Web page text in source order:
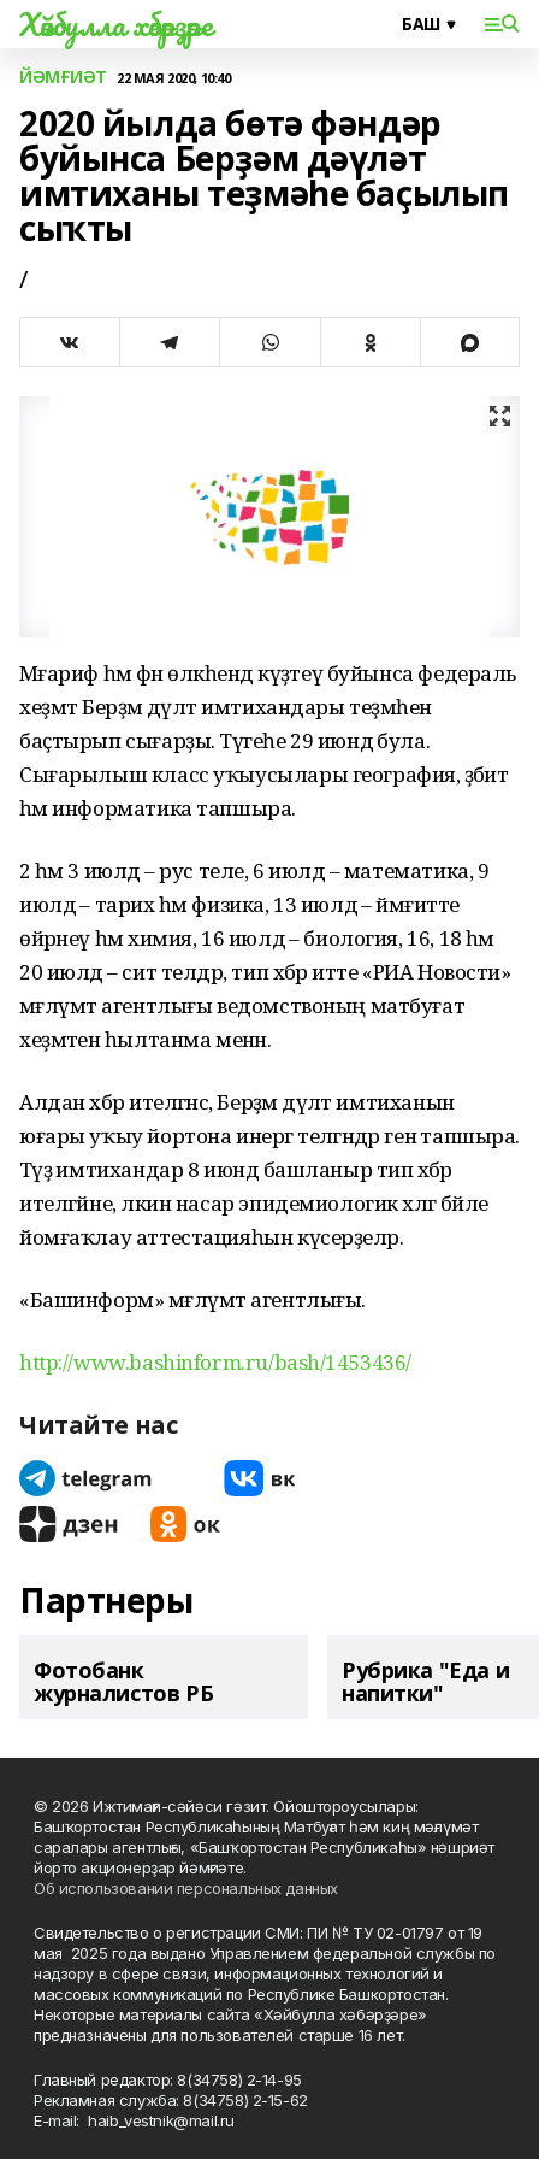
Хәйбулла хәбәрҙәре
ЙӘМҒИӘТ 22 МАЯ 2020, 10:40
2020 йылда бөтә фәндәр
буйынса Берҙәм дәүләт
имтиханы теҙмәһе баҫылып
сыҡты
/
Мәғариф һәм фән өлкәһендә күҙәтеү буйынса федераль
хеҙмәт Берҙәм дәүләт имтихандары теҙмәһен
баҫтырып сығарҙы. Тәүгеһе 29 июндә була.
Сығарылыш класс уҡыусылары география, әҙәбиәт
һәм информатика тапшыра.
2 һәм 3 июлдә – рус теле, 6 июлдә – математика, 9
июлдә – тарих һәм физика, 13 июлдә – йәмғиәтте
өйрәнеү һәм химия, 16 июлдә – биология, 16, 18 һәм
20 июлдә – сит телдәр, тип хәбәр итте «РИА Новости»
мәғлүмәт агентлығы ведомствоның матбуғат
хеҙмәтенә һылтанма менән.
Алдан хәбәр ителгәнсә, Берҙәм дәүләт имтиханын
юғары уҡыу йортона инергә теләгәндәр генә тапшыра.
Тәүҙә имтихандар 8 июндә башланыр тип хәбәр
ителгәйне, ләкин насар эпидемиологик хәлгә бәйле
йомғаҡлау аттестацияһын күсерҙеләр.
«Башинформ» мәғлүмәт агентлығы.
http://www.bashinform.ru/bash/1453436/
Читайте нас
Партнеры
Фотобанк
журналистов РБ
Рубрика "Еда и
напитки"
© 2026 Ижтимағи-сәйәси гәзит. Ойоштороусылары:
Башҡортостан Республикаһының Матбуғат һәм киң мәғлүмәт
саралары агентлығы, «Башҡортостан Республикаһы» нәшриәт
йорто акционерҙар йәмғиәте.
Об использовании персональных данных
Свидетельство о регистрации СМИ: ПИ № ТУ 02-01797 от 19
мая 2025 года выдано Управлением федеральной службы по
надзору в сфере связи, информационных технологий и
массовых коммуникаций по Республике Башкортостан.
Некоторые материалы сайта «Хәйбулла хәбәрҙәре»
предназначены для пользователей старше 16 лет.
Главный редактор: 8(34758) 2-14-95
Рекламная служба: 8(34758) 2-15-62
Е-mаil: haib_vestnik@mail.ru